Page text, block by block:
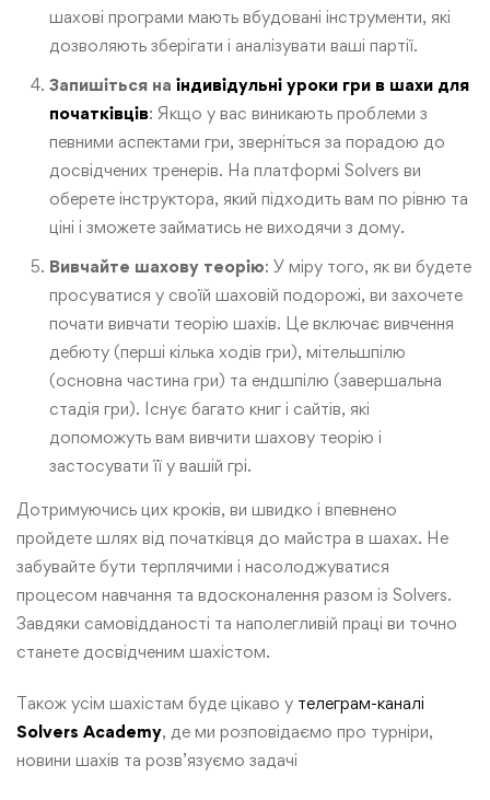
шахові програми мають вбудовані інструменти, які
дозволяють зберігати і аналізувати ваші партії.
Запишіться на індивідульні уроки гри в шахи для
початківців: Якщо у вас виникають проблеми з
певними аспектами гри, зверніться за порадою до
досвідчених тренерів. На платформі Solvers ви
оберете інструктора, який підходить вам по рівню та
ціні і зможете займатись не виходячи з дому.
Вивчайте шахову теорію: У міру того, як ви будете
просуватися у своїй шаховій подорожі, ви захочете
почати вивчати теорію шахів. Це включає вивчення
дебюту (перші кілька ходів гри), мітельшпілю
(основна частина гри) та ендшпілю (завершальна
стадія гри). Існує багато книг і сайтів, які
допоможуть вам вивчити шахову теорію і
застосувати її у вашій грі.
Дотримуючись цих кроків, ви швидко і впевнено
пройдете шлях від початківця до майстра в шахах. Не
забувайте бути терплячими і насолоджуватися
процесом навчання та вдосконалення разом із Solvers.
Завдяки самовідданості та наполегливій праці ви точно
станете досвідченим шахістом.
Також усім шахістам буде цікаво у телеграм-каналі
Solvers Academy, де ми розповідаємо про турніри,
новини шахів та розв’язуємо задачі